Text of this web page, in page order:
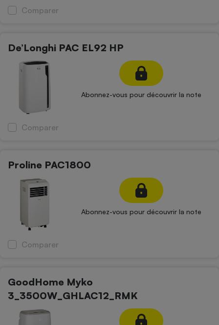
Comparer
De’Longhi PAC EL92 HP
Abonnez-vous pour découvrir la note
Comparer
Proline PAC1800
Abonnez-vous pour découvrir la note
Comparer
GoodHome Myko
3_3500W_GHLAC12_RMK